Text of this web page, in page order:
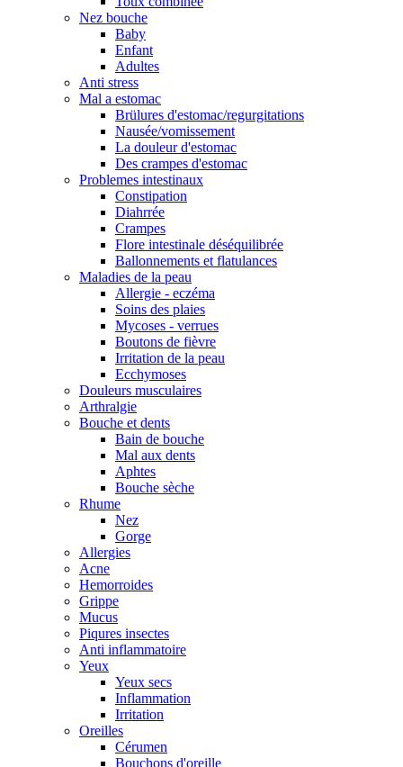
Nez bouche
Baby
Enfant
Adultes
Anti stress
Mal a estomac
Brülures d'estomac/regurgitations
Nausée/vomissement
La douleur d'estomac
Des crampes d'estomac
Problemes intestinaux
Constipation
Diahrrée
Crampes
Flore intestinale déséquilibrée
Ballonnements et flatulances
Maladies de la peau
Allergie - eczéma
Soins des plaies
Mycoses - verrues
Boutons de fièvre
Irritation de la peau
Ecchymoses
Douleurs musculaires
Arthralgie
Bouche et dents
Bain de bouche
Mal aux dents
Aphtes
Bouche sèche
Rhume
Nez
Gorge
Allergies
Acne
Hemorroides
Grippe
Mucus
Piqures insectes
Anti inflammatoire
Yeux
Yeux secs
Inflammation
Irritation
Oreilles
Cérumen
Bouchons d'oreille